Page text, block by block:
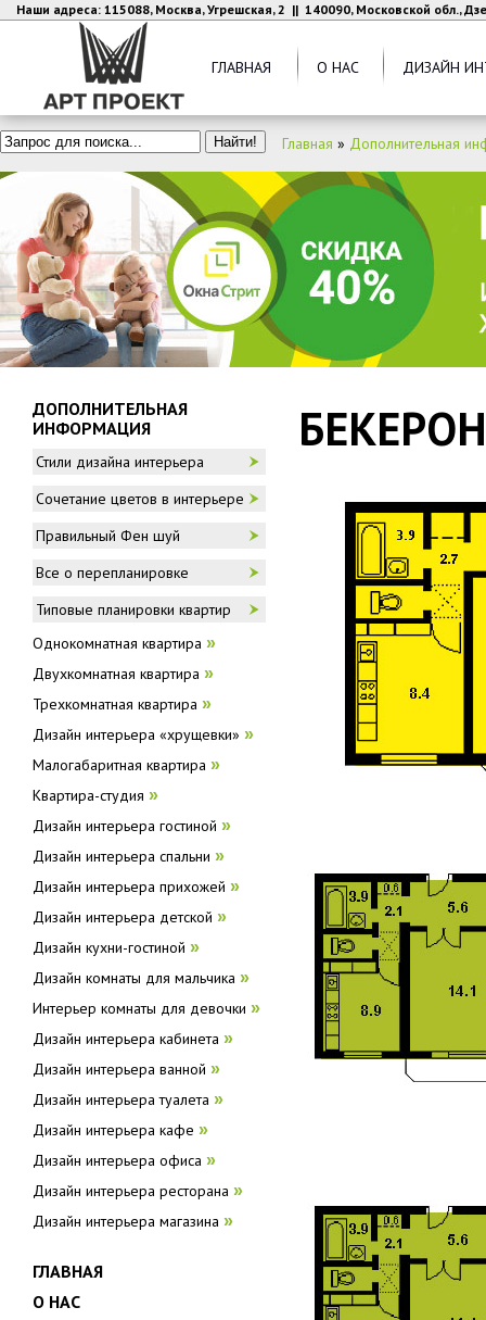
Наши адреса: 115088, Москва, Угрешская, 2 || 140090, Московской обл.,
ГЛАВНАЯ О НАС ДИЗАЙН
Главная » Дополнительная
БЕКЕРОН
ДОПОЛНИТЕЛЬНАЯ
ИНФОРМАЦИЯ
Стили дизайна интерьера
Сочетание цветов в интерьере
Правильный Фен шуй
Все о перепланировке
Типовые планировки квартир
Однокомнатная квартира »
Двухкомнатная квартира »
Трехкомнатная квартира »
Дизайн интерьера «хрущевки» »
Малогабаритная квартира »
Квартира-студия »
Дизайн интерьера гостиной »
Дизайн интерьера спальни »
Дизайн интерьера прихожей »
Дизайн интерьера детской »
Дизайн кухни-гостиной »
Дизайн комнаты для мальчика »
Интерьер комнаты для девочки »
Дизайн интерьера кабинета »
Дизайн интерьера ванной »
Дизайн интерьера туалета »
Дизайн интерьера кафе »
Дизайн интерьера офиса »
Дизайн интерьера ресторана »
Дизайн интерьера магазина »
ГЛАВНАЯ
О НАС